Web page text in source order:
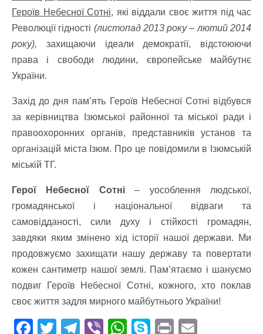
Героїв Небесної Сотні, які віддали своє життя під час
Революції гідності (листопад 2013 року – лютий 2014
року), захищаючи ідеали демократії, відстоюючи
права і свободи людини, європейське майбутнє
України.
Захід до дня пам’ять Героїв Небесної Сотні відбувся
за керівництва Ізюмської районної та міської ради і
правоохоронних органів, представників установ та
організацій міста Ізюм. Про це повідомили в Ізюмській
міській ТГ.
Герої Небесної Сотні– уособлення людської,
громадянської і національної відваги та
самовідданості, сили духу і стійкості громадян,
завдяки яким змінено хід історії нашої держави. Ми
продовжуємо захищати нашу державу та повертати
кожен сантиметр нашої землі. Пам’ятаємо і шануємо
подвиг Героїв Небесної Сотні, кожного, хто поклав
своє життя задля мирного майбутнього України!
F T T Vi W S Pr